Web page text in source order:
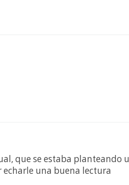
que se estaba
echarle una buena lectura